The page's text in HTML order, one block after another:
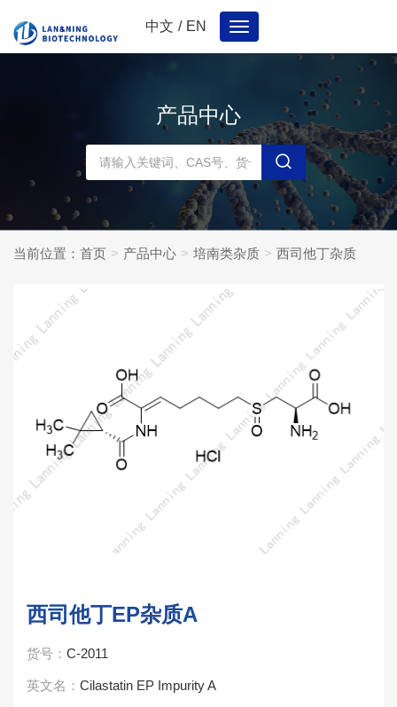
中文 / EN
Toggle
navigation
产品中心
当前位置： 首页 产品中心 培南类杂质 西司他丁杂质
西司他丁EP杂质A
货号： C-2011
英文名： Cilastatin EP Impurity A